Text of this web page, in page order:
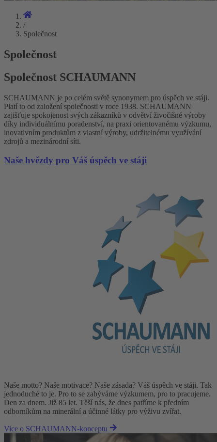
/
Společnost
Společnost
Společnost SCHAUMANN
SCHAUMANN je po celém světě synonymem pro úspěch ve stáji.
Platí to od založení společnosti v roce 1938. SCHAUMANN
zajišťuje spokojenost svých zákazníků v odvětví živočišné výroby
díky individuálnímu poradenství, na praxi orientovanému výzkumu,
inovativním produktům z vlastní výroby, udržitelnému využívání
zdrojů a mezinárodní síti.
Naše hvězdy pro Váš úspěch ve stáji
Naše motto? Naše motivace? Naše zásada? Váš úspěch ve stáji. Tak
jednoduché to je. Pro to se zabýváme výzkumem, pro to pracujeme.
Den za dnem. Již 85 let. Těší nás, že dnes patříme k předním
odborníkům na minerální a účinné látky pro výživu zvířat.
Vice o SCHAUMANN-konceptu